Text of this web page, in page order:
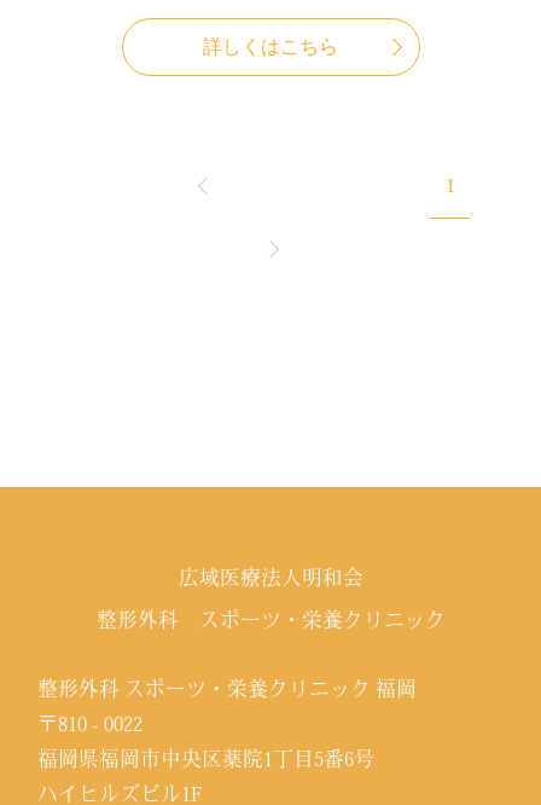
詳しくはこちら
1
広域医療法人明和会
整形外科 スポーツ・栄養クリニック
整形外科 スポーツ・栄養クリニック 福岡
〒810 - 0022
福岡県福岡市中央区薬院1丁目5番6号
ハイヒルズビル1F